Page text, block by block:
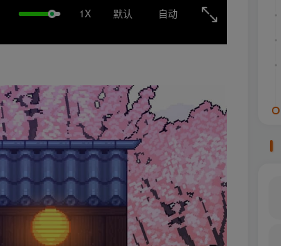
自动
1X 默认